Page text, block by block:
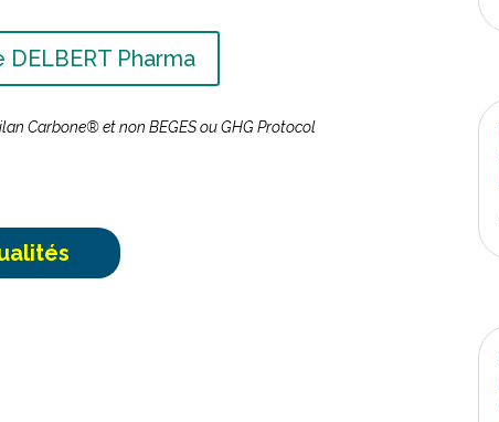
Pharma
Carbone® et non BEGES ou GHG Protocol